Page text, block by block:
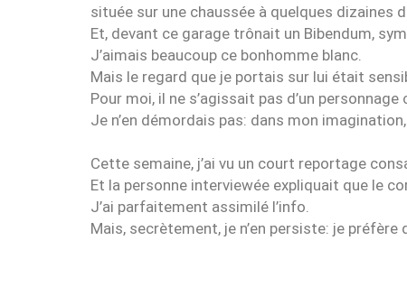
située sur une chaussée à quelques dizaines
Et, devant ce garage trônait un Bibendum,
J’aimais beaucoup ce bonhomme blanc.
Mais le regard que je portais sur lui était
Pour moi, il ne s’agissait pas d’un
Je n’en démordais pas: dans mon
Cette semaine, j’ai vu un court reportage
Et la personne interviewée expliquait que le
J’ai parfaitement assimilé l’info.
Mais, secrètement, je n’en persiste: je préfère